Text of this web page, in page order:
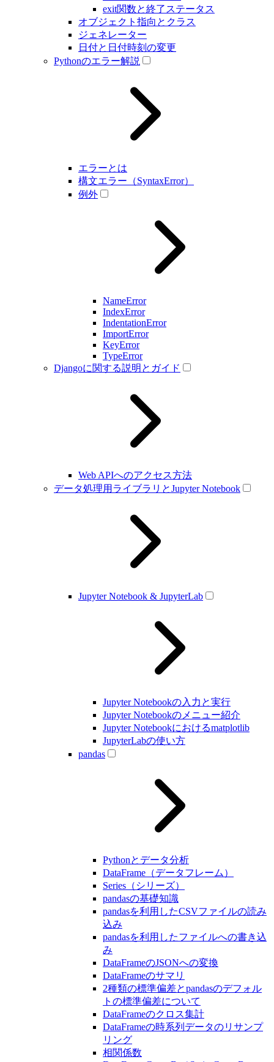
exit関数と終了ステータス
オブジェクト指向とクラス
ジェネレーター
日付と日付時刻の変更
Pythonのエラー解説
エラーとは
構文エラー（SyntaxError）
例外
NameError
IndexError
IndentationError
ImportError
KeyError
TypeError
Djangoに関する説明とガイド
Web APIへのアクセス方法
データ処理用ライブラリとJupyter Notebook
Jupyter Notebook & JupyterLab
Jupyter Notebookの入力と実行
Jupyter Notebookのメニュー紹介
Jupyter Notebookにおけるmatplotlib
JupyterLabの使い方
pandas
Pythonとデータ分析
DataFrame（データフレーム）
Series（シリーズ）
pandasの基礎知識
pandasを利用したCSVファイルの読み
込み
pandasを利用したファイルへの書き込
み
DataFrameのJSONへの変換
DataFrameのサマリ
2種類の標準偏差とpandasのデフォル
トの標準偏差について
DataFrameのクロス集計
DataFrameの時系列データのリサンプ
リング
相関係数